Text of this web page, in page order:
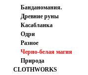
Банданомания.
Древние руны
Касабланка
Одри
Разное
Черно-белая магия
Природа
CLOTHWORKS